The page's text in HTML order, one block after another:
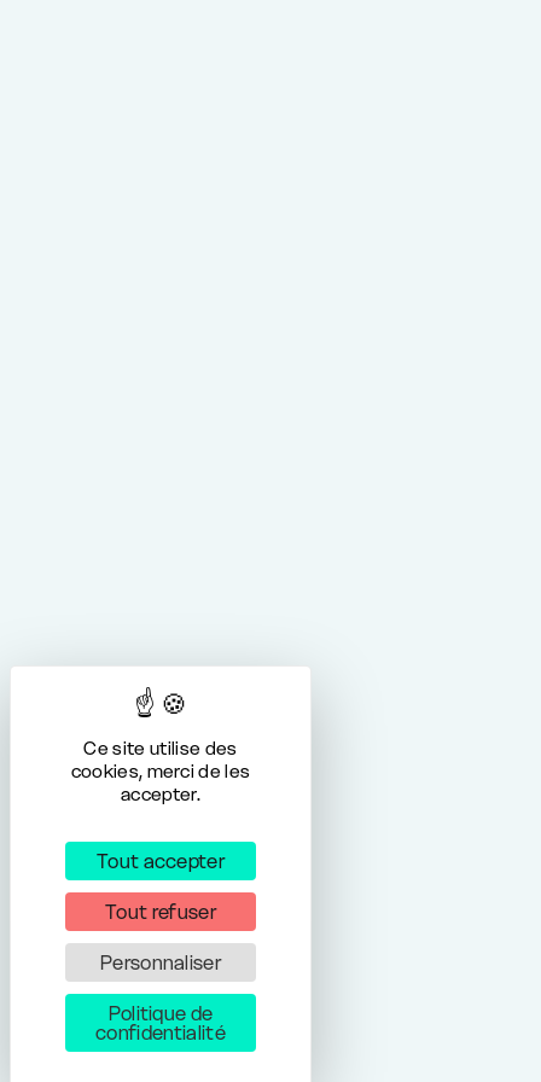
Ce site utilise des
cookies, merci de les
accepter.
Tout accepter
Tout refuser
Personnaliser
Politique de
confidentialité